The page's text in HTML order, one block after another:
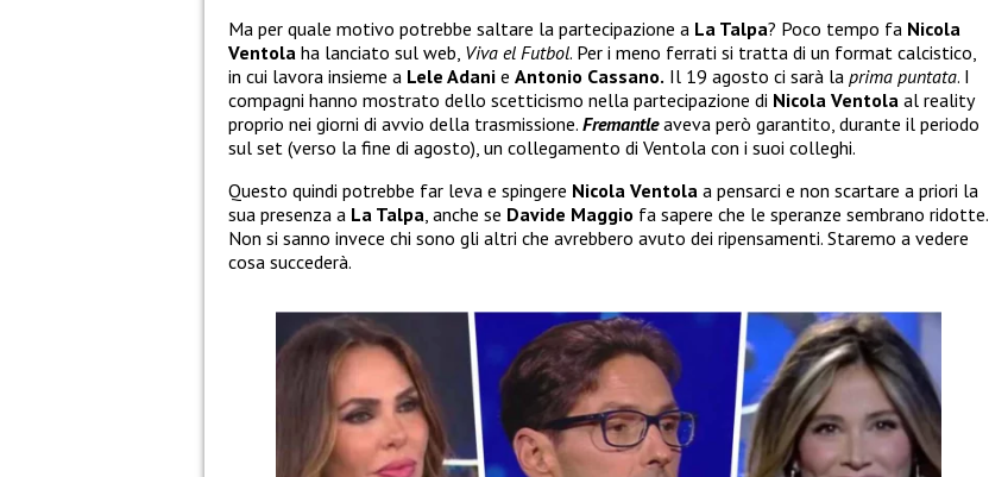
Ma per quale motivo potrebbe saltare la partecipazione a La Talpa? Poco tempo fa Nicola
Ventola ha lanciato sul web, Viva el Futbol. Per i meno ferrati si tratta di un format calcistico,
in cui lavora insieme a Lele Adani e Antonio Cassano. Il 19 agosto ci sarà la prima puntata. I
compagni hanno mostrato dello scetticismo nella partecipazione di Nicola Ventola al reality
proprio nei giorni di avvio della trasmissione. Fremantleaveva però garantito, durante il periodo
sul set (verso la fine di agosto), un collegamento di Ventola con i suoi colleghi.
Questo quindi potrebbe far leva e spingere Nicola Ventola a pensarci e non scartare a priori la
sua presenza a La Talpa, anche se Davide Maggio fa sapere che le speranze sembrano ridotte.
Non si sanno invece chi sono gli altri che avrebbero avuto dei ripensamenti. Staremo a vedere
cosa succederà.